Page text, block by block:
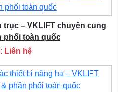
trục – VKLIFT chuyên cung
phối toàn quốc
Liên hệ